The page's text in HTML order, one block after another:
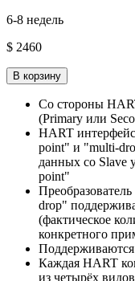
6-8 недель
$ 2460
В корзину
Со стороны
(Primary или
HART
point" и "multi-
данных со Slave
point"
drop"
(фактическое
конкретного
Каждая HART
из четырёх